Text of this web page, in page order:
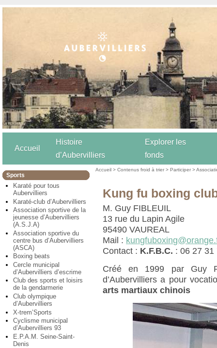
Accueil
Histoire
d’Aubervilliers
Explorer les
fonds
Sports
Karaté pour tous
Aubervilliers
Karaté-club d’Aubervilliers
Association sportive de la
jeunesse d’Aubervilliers
(A.S.J.A)
Association sportive du
centre bus d’Aubervilliers
(ASCA)
Boxing beats
Cercle municipal
d’Aubervilliers d’escrime
Club des sports et loisirs
de la gendarmerie
Club olympique
d’Aubervilliers
X-trem’Sports
Cyclisme municipal
d’Aubervilliers 93
E.P.A.M. Seine-Saint-
Denis
Accueil >Contenus froid à trier >Participer >
Kung fu boxing
M. Guy FIBLEUIL
13 rue du Lapin Agile
95490 VAUREAL
Mail :
Contact : K.F.B.C. : 06 27 31
Créé en 1999 par Guy
d’Aubervilliers a pour
arts martiaux chinois